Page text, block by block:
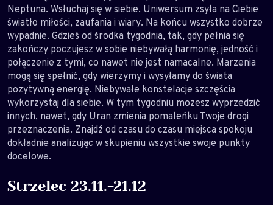
Neptuna. Wsłuchaj się w siebie. Uniwersum zsyła na Ciebie
światło miłości, zaufania i wiary. Na końcu wszystko dobrze
wypadnie. Gdzieś od środka tygodnia, tak, gdy pełnia się
zakończy poczujesz w sobie niebywałą harmonię, jedność i
połączenie z tymi, co nawet nie jest namacalne. Marzenia
mogą się spełnić, gdy wierzymy i wysyłamy do świata
pozytywną energię. Niebywałe konstelacje szczęścia
wykorzystaj dla siebie. W tym tygodniu możesz wyprzedzić
innych, nawet, gdy Uran zmienia pomaleńku Twoje drogi
przeznaczenia. Znajdź od czasu do czasu miejsca spokoju
dokładnie analizując w skupieniu wszystkie swoje punkty
docelowe.
Strzelec 23.11.-21.12